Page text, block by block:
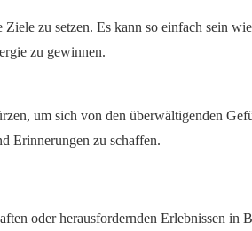
zu setzen. Es kann so einfach sein
zu gewinnen.
um sich von den überwältigenden
Erinnerungen zu schaffen.
oder herausfordernden Erlebnissen